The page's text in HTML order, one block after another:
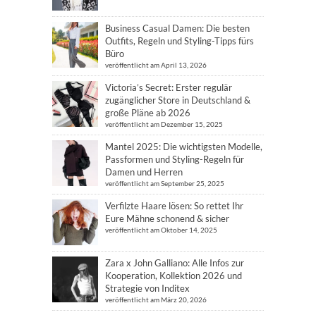
Business Casual Damen: Die besten
Outfits, Regeln und Styling-Tipps fürs
Büro
veröffentlicht am April 13, 2026
Victoria’s Secret: Erster regulär
zugänglicher Store in Deutschland &
große Pläne ab 2026
veröffentlicht am Dezember 15, 2025
Mantel 2025: Die wichtigsten Modelle,
Passformen und Styling-Regeln für
Damen und Herren
veröffentlicht am September 25, 2025
Verfilzte Haare lösen: So rettet Ihr
Eure Mähne schonend & sicher
veröffentlicht am Oktober 14, 2025
Zara x John Galliano: Alle Infos zur
Kooperation, Kollektion 2026 und
Strategie von Inditex
veröffentlicht am März 20, 2026